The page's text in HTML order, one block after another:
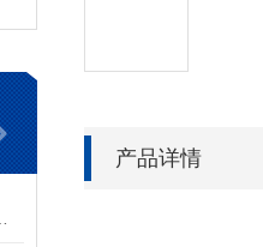
产品详情